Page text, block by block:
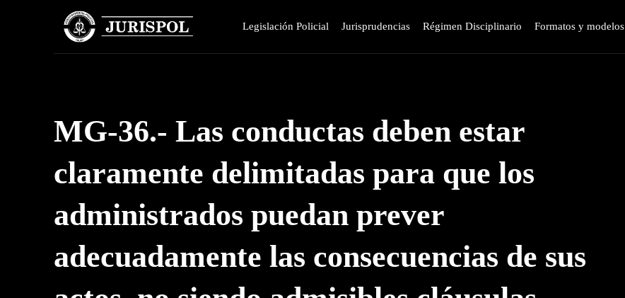
Legislación Policial Jurisprudencias Régimen Disciplinario Formatos y modelos
MG-36.- Las conductas deben estar
claramente delimitadas para que los
administrados puedan prever
adecuadamente las consecuencias de sus